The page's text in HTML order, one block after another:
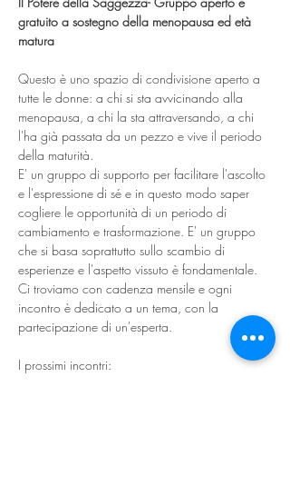
gratuito a sostegno della menopausa ed età
matura
Questo è uno spazio di condivisione aperto a
tutte le donne: a chi si sta avvicinando alla
menopausa, a chi la sta attraversando, a chi
l'ha già passata da un pezzo e vive il periodo
della maturità.
E' un gruppo di supporto per facilitare l'ascolto
e l'espressione di sé e in questo modo saper
cogliere le opportunità di un periodo di
cambiamento e trasformazione. E' un gruppo
che si basa soprattutto sullo scambio di
esperienze e l'aspetto vissuto è fondamentale.
Ci troviamo con cadenza mensile e ogni
incontro è dedicato a un tema, con la
partecipazione di un'esperta.
I prossimi incontri: